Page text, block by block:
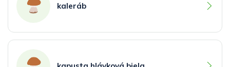
kaleráb